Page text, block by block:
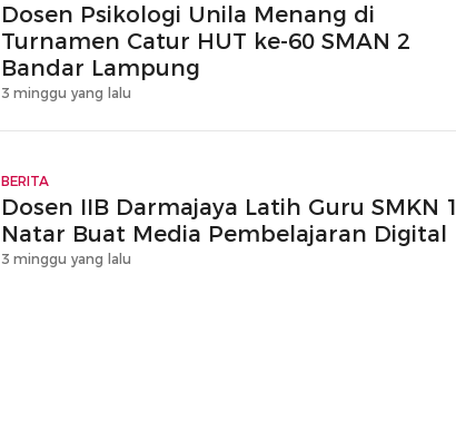
Dosen Psikologi Unila Menang di
Turnamen Catur HUT ke-60 SMAN 2
Bandar Lampung
3 minggu yang lalu
BERITA
Dosen IIB Darmajaya Latih Guru SMKN 1
Natar Buat Media Pembelajaran Digital
3 minggu yang lalu